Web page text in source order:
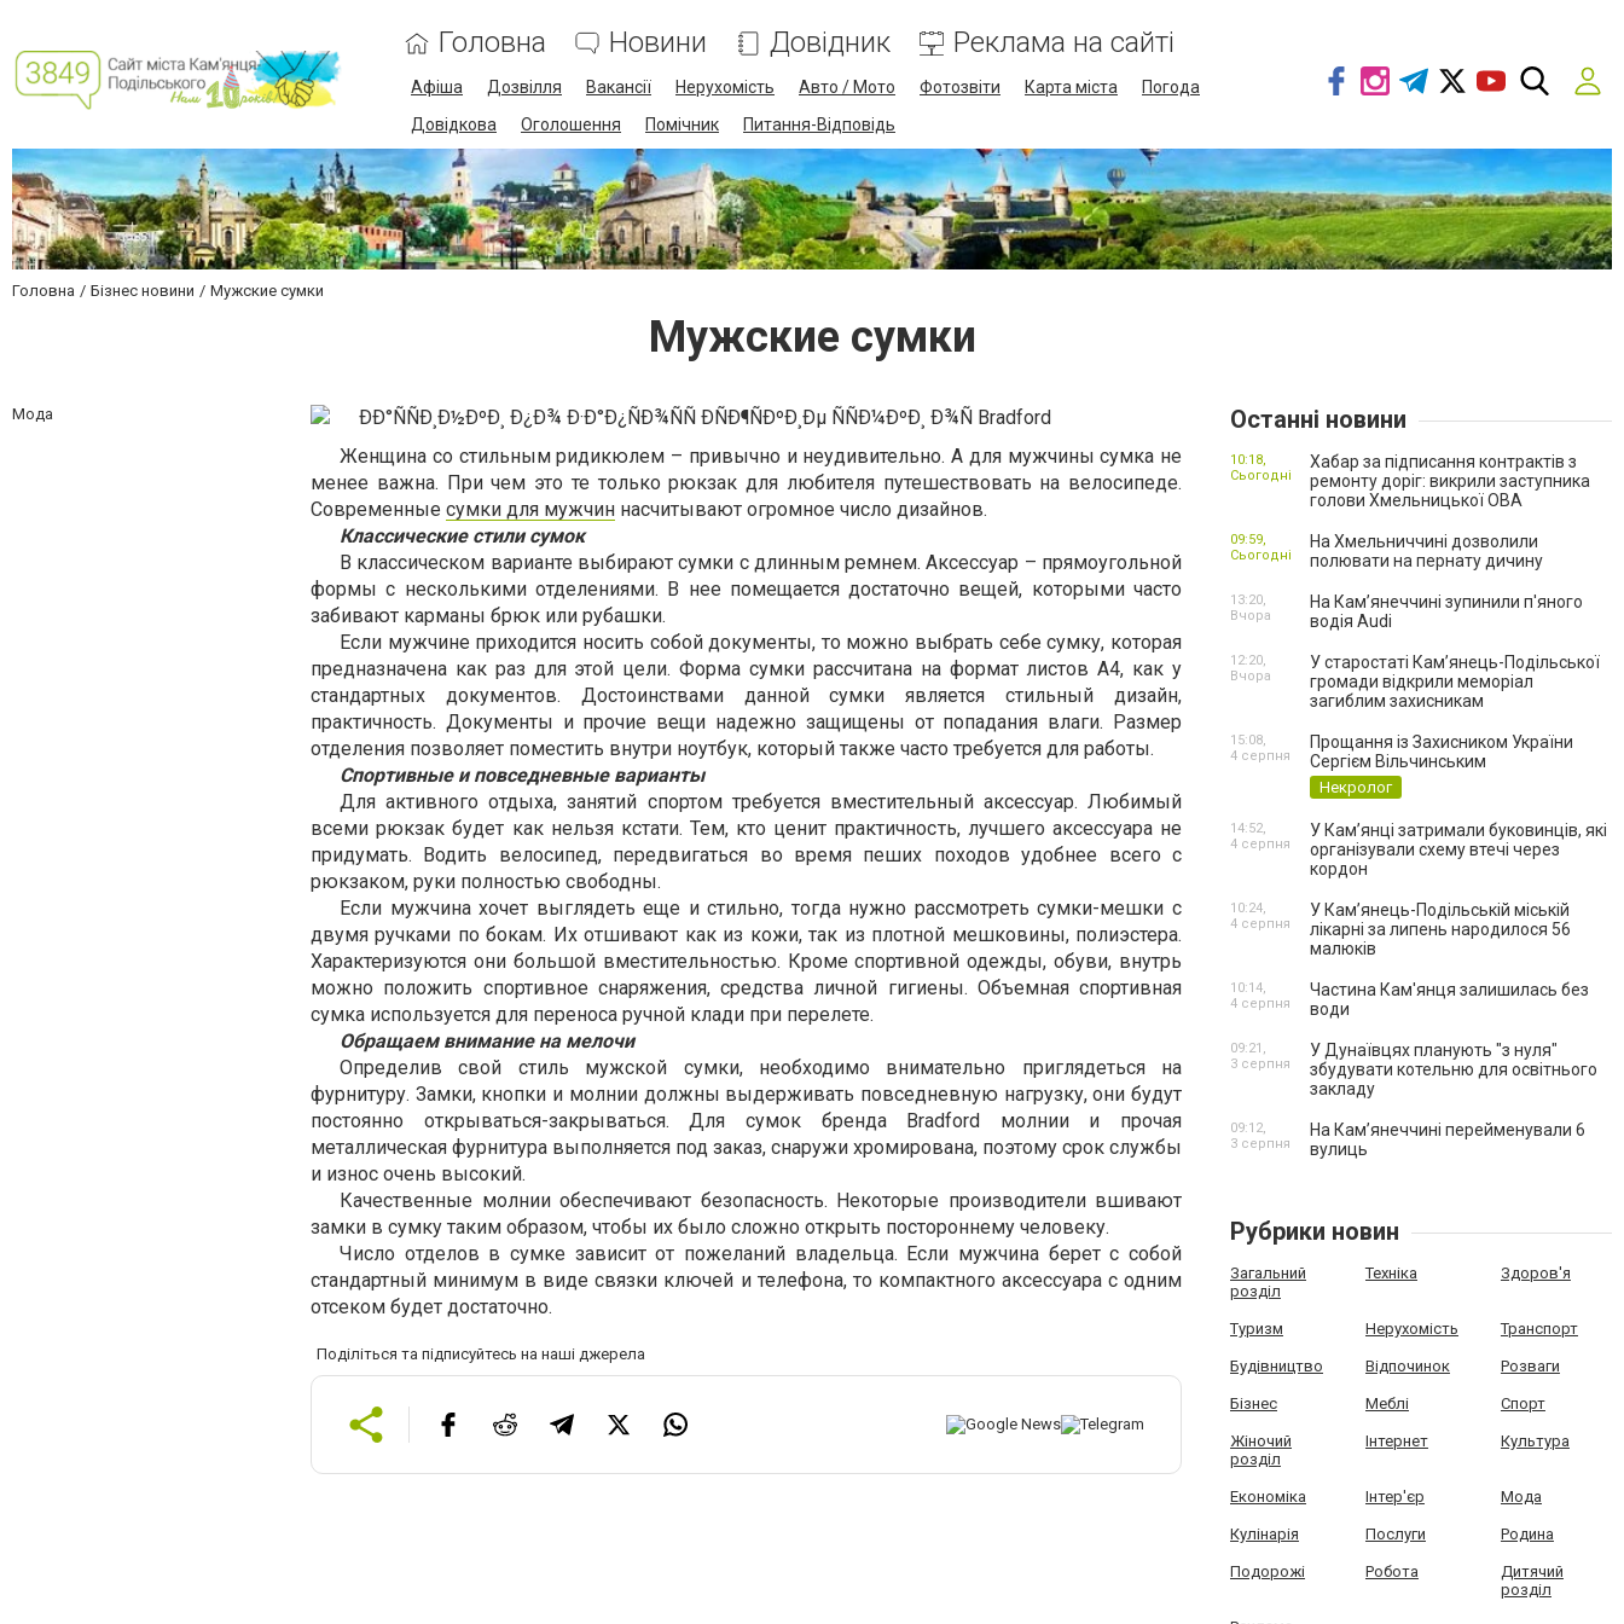
Головна Новини Довідник Реклама на сайті
Афіша Дозвілля Вакансії Нерухомість Авто / Мото Фотозвіти Карта міста
Погода
Довідкова
Оголошення Помічник Питання-Відповідь
Головна Бізнес новини Мужские сумки
Мужские сумки
Мода
Женщина со стильным ридикюлем – привычно и неудивительно. А для мужчины сумка не
менее важна. При чем это те только рюкзак для любителя путешествовать на велосипеде.
Современные сумки для мужчин насчитывают огромное число дизайнов.
Классические стили сумок
В классическом варианте выбирают сумки с длинным ремнем. Аксессуар – прямоугольной
формы с несколькими отделениями. В нее помещается достаточно вещей, которыми часто
забивают карманы брюк или рубашки.
Если мужчине приходится носить собой документы, то можно выбрать себе сумку, которая
предназначена как раз для этой цели. Форма сумки рассчитана на формат листов А4, как у
стандартных документов. Достоинствами данной сумки является стильный дизайн,
практичность. Документы и прочие вещи надежно защищены от попадания влаги. Размер
отделения позволяет поместить внутри ноутбук, который также часто требуется для работы.
Спортивные и повседневные варианты
Для активного отдыха, занятий спортом требуется вместительный аксессуар. Любимый
всеми рюкзак будет как нельзя кстати. Тем, кто ценит практичность, лучшего аксессуара не
придумать. Водить велосипед, передвигаться во время пеших походов удобнее всего с
рюкзаком, руки полностью свободны.
Если мужчина хочет выглядеть еще и стильно, тогда нужно рассмотреть сумки-мешки с
двумя ручками по бокам. Их отшивают как из кожи, так из плотной мешковины, полиэстера.
Характеризуются они большой вместительностью. Кроме спортивной одежды, обуви, внутрь
можно положить спортивное снаряжения, средства личной гигиены. Объемная спортивная
сумка используется для переноса ручной клади при перелете.
Обращаем внимание на мелочи
Определив свой стиль мужской сумки, необходимо внимательно приглядеться на
фурнитуру. Замки, кнопки и молнии должны выдерживать повседневную нагрузку, они будут
постоянно открываться-закрываться. Для сумок бренда Bradford молнии и прочая
металлическая фурнитура выполняется под заказ, снаружи хромирована, поэтому срок службы
и износ очень высокий.
Качественные молнии обеспечивают безопасность. Некоторые производители вшивают
замки в сумку таким образом, чтобы их было сложно открыть постороннему человеку.
Число отделов в сумке зависит от пожеланий владельца. Если мужчина берет с собой
стандартный минимум в виде связки ключей и телефона, то компактного аксессуара с одним
отсеком будет достаточно.
Поділіться та підписуйтесь на наші джерела
Останні новини
Хабар за підписання контрактів з
ремонту доріг: викрили заступника
голови Хмельницької ОВА
10:18,
Сьогодні
На Хмельниччині дозволили
полювати на пернату дичину
09:59,
Сьогодні
На Камʼянеччині зупинили п'яного
водія Audi
13:20,
Вчора
У старостаті Кам’янець-Подільської
громади відкрили меморіал
загиблим захисникам
12:20,
Вчора
Прощання із Захисником України
Сергієм Вільчинським
Некролог
15:08,
4 серпня
У Кам’янці затримали буковинців, які
організували схему втечі через
кордон
14:52,
4 серпня
У Кам’янець-Подільській міській
лікарні за липень народилося 56
малюків
10:24,
4 серпня
Частина Кам'янця залишилась без
води
10:14,
4 серпня
У Дунаївцях планують "з нуля"
збудувати котельню для освітнього
закладу
09:21,
3 серпня
На Камʼянеччині перейменували 6
вулиць
09:12,
3 серпня
Рубрики новин
Загальний
розділ
Техніка Здоров'я
Туризм Нерухомість Транспорт
Будівництво Відпочинок Розваги
Бізнес Меблі Спорт
Жіночий
розділ
Інтернет Культура
Економіка Інтер'єр Мода
Кулінарія Послуги Родина
Подорожі Робота
Дитячий
розділ